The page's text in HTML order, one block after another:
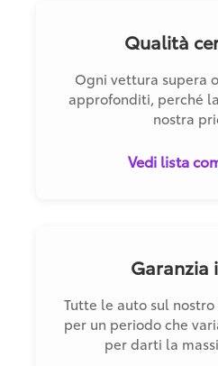
Qualità
Ogni vettura supera
approfonditi, perché
nostra
Vedi lista
Garanzia
Tutte le auto sul
per un periodo che
per darti la